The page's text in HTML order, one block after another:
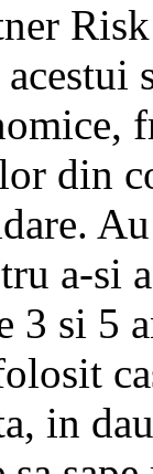
din
a-si
3 si 5
in